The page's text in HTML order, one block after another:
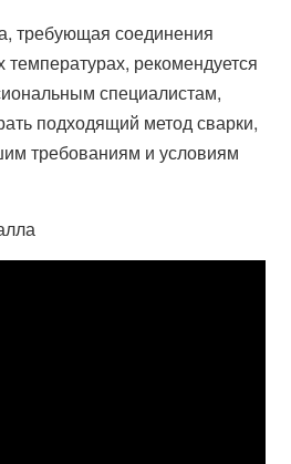
требующая соединения
рекомендуется
специалистам,
подходящий метод сварки,
требованиям и условиям